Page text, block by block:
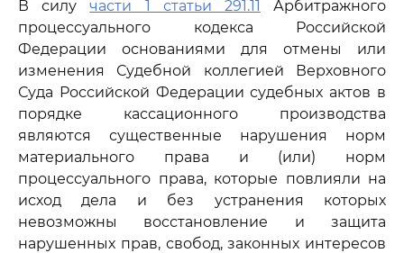
В силучасти 1 статьи 291.11 Арбитражного
процессуального кодекса Российской
Федерации основаниями для отмены или
изменения Судебной коллегией Верховного
Суда Российской Федерации судебных актов в
порядке кассационного производства
являются существенные нарушения норм
материального права и (или) норм
процессуального права, которые повлияли на
исход дела и без устранения которых
невозможны восстановление и защита
нарушенных прав, свобод, законных интересов